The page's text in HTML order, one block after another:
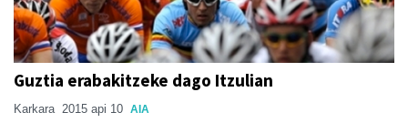
Guztia erabakitzeke dago Itzulian
Karkara 2015 api 10 AIA